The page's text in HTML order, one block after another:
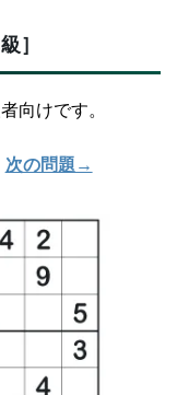
］
向けです。
次の問題→